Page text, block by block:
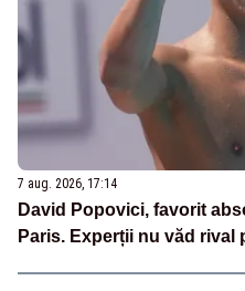
7 aug. 2026, 17:14
David Popovici, favorit
Paris. Experții nu văd rival